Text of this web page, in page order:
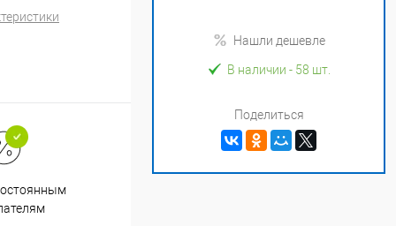
Нашли дешевле
В наличии - 58 шт.
Поделиться